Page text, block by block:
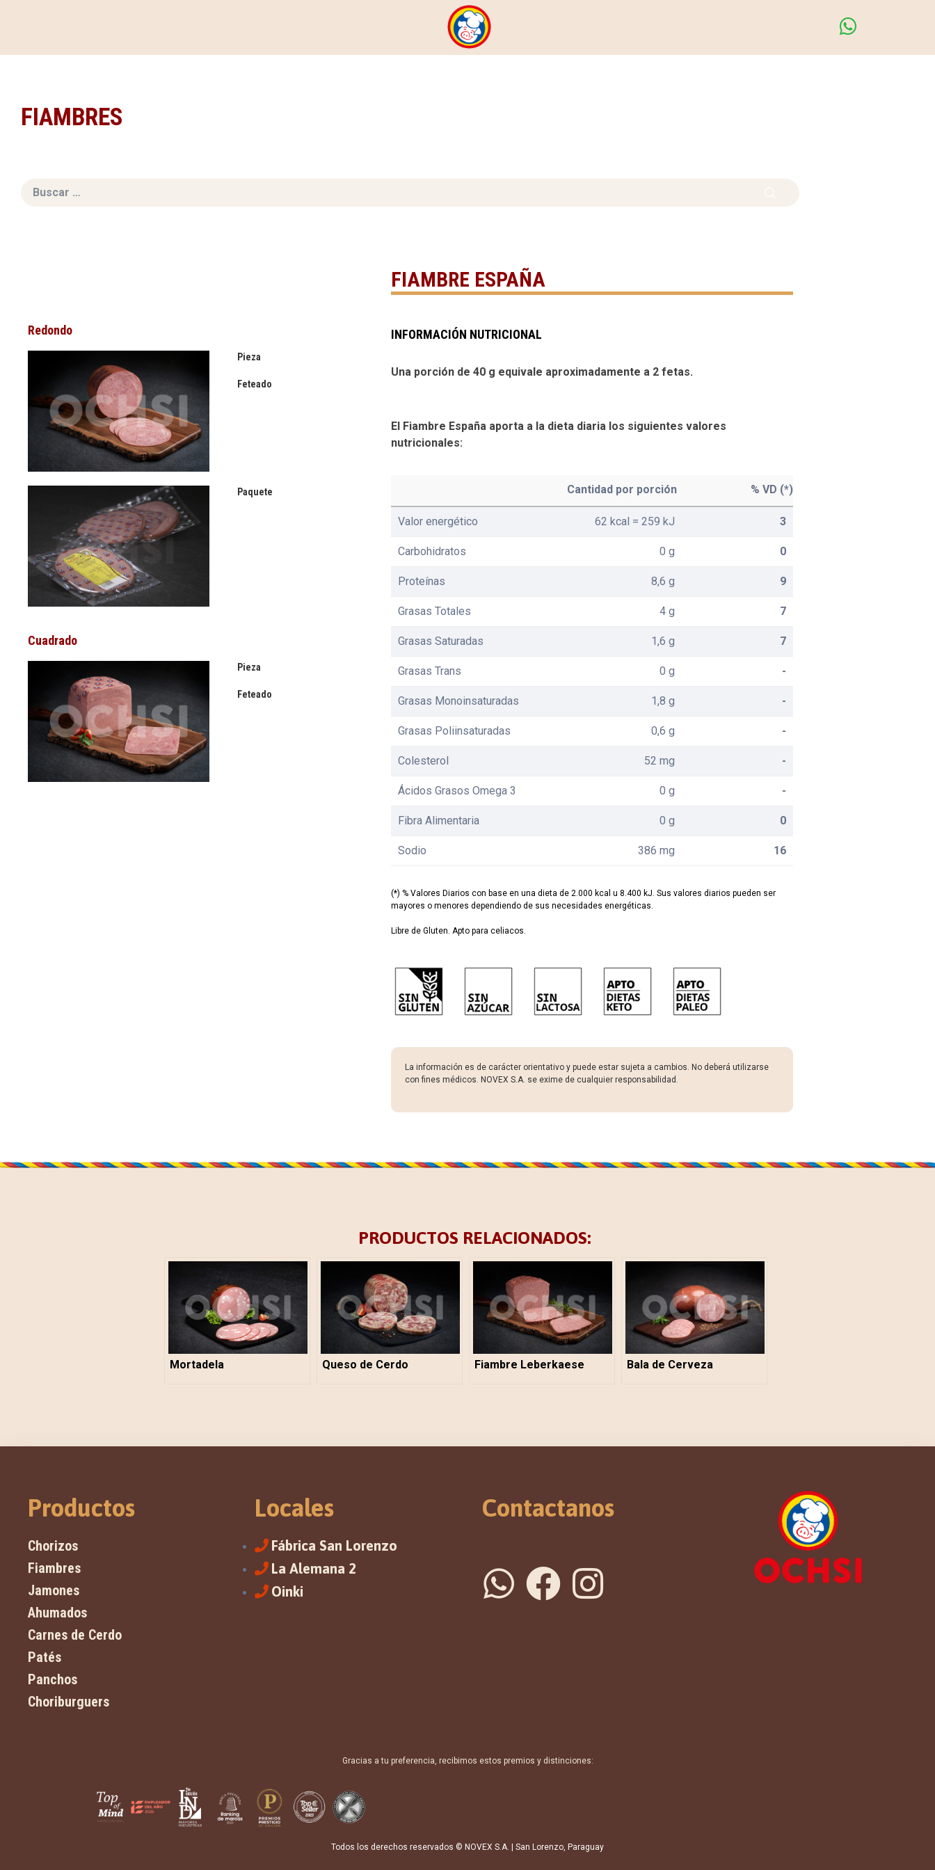
FIAMBRES
FIAMBRE ESPAÑA
Redondo
Pieza
Feteado
Paquete
Cuadrado
Pieza
Feteado
INFORMACIÓN NUTRICIONAL
Una porción de 40 g equivale aproximadamente a 2 fetas.
El Fiambre España aporta a la dieta diaria los siguientes valores
nutricionales:
Cantidad por porción % VD (*)
Valor energético 62 kcal = 259 kJ 3
Carbohidratos 0 g 0
Proteínas 8,6 g 9
Grasas Totales 4 g 7
Grasas Saturadas 1,6 g 7
Grasas Trans 0 g -
Grasas Monoinsaturadas 1,8 g -
Grasas Poliinsaturadas 0,6 g -
Colesterol 52 mg -
Ácidos Grasos Omega 3 0 g -
Fibra Alimentaria 0 g 0
Sodio 386 mg 16
(*) % Valores Diarios con base en una dieta de 2.000 kcal u 8.400 kJ. Sus valores diarios pueden ser
mayores o menores dependiendo de sus necesidades energéticas.
Libre de Gluten. Apto para celiacos.
La información es de carácter orientativo y puede estar sujeta a cambios. No deberá utilizarse
con fines médicos. NOVEX S.A. se exime de cualquier responsabilidad.
PRODUCTOS RELACIONADOS:
Mortadela Queso de Cerdo Fiambre Leberkaese Bala de Cerveza
Productos
Chorizos
Fiambres
Jamones
Ahumados
Carnes de Cerdo
Patés
Panchos
Choriburguers
Locales
Fábrica San Lorenzo
La Alemana 2
Oinki
Contactanos
Gracias a tu preferencia, recibimos estos premios y distinciones:
Todos los derechos reservados © NOVEX S.A. | San Lorenzo, Paraguay